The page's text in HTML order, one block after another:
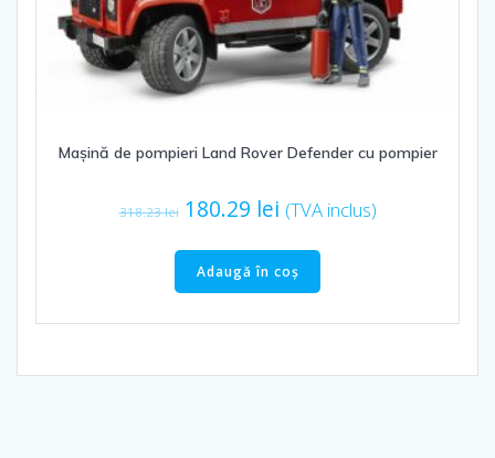
Mașină de pompieri Land Rover Defender cu pompier
318.23lei Prețul
fost:
318.23 lei.
180.29 leiPrețul
este:
180.29 lei.
(TVA inclus)
Adaugă în coș